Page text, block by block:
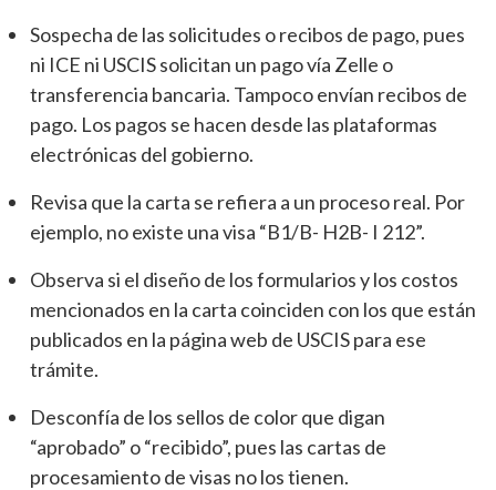
Sospecha de las solicitudes o recibos de pago, pues
ni ICE ni USCIS solicitan un pago vía Zelle o
transferencia bancaria. Tampoco envían recibos de
pago. Los pagos se hacen desde las plataformas
electrónicas del gobierno.
Revisa que la carta se refiera a un proceso real. Por
ejemplo, no existe una visa “B1/B- H2B- I 212”.
Observa si el diseño de los formularios y los costos
mencionados en la carta coinciden con los que están
publicados en la página web de USCIS para ese
trámite.
Desconfía de los sellos de color que digan
“aprobado” o “recibido”, pues las cartas de
procesamiento de visas no los tienen.